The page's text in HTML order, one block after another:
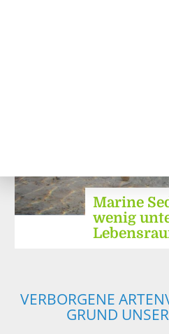
Marine
wenig
VERBORGENE
GRUND